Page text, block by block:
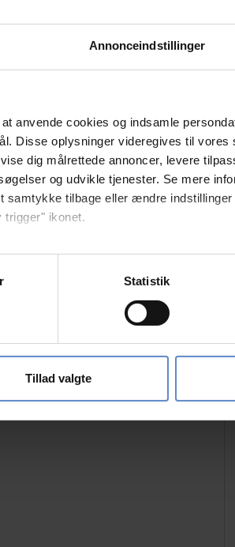
Annonceindstillinger
anvende cookies og indsamle
Disse oplysninger videregives til vores
dig målrettede annoncer, levere
og udvikle tjenester. Se mere
tilbage eller ændre indstillinger
trigger" ikonet.
der kan være nøjagtig inden for få
til at vise dig funktioner til sociale
vores hjemmeside med vores partnere
Statistik
Tillad valgte